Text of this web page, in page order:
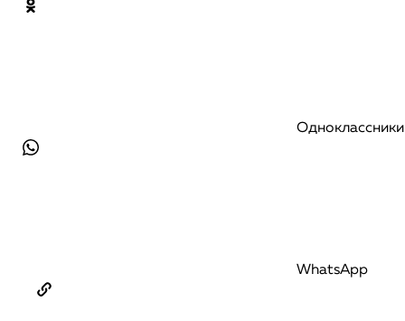
Одноклассники
WhatsApp